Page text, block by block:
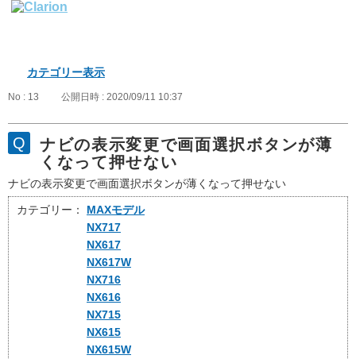
カテゴリー表示
No : 13 公開日時 : 2020/09/11 10:37
ナビの表示変更で画面選択ボタンが薄
くなって押せない
ナビの表示変更で画面選択ボタンが薄くなって押せない
カテゴリー：
MAXモデル
NX717
NX617
NX617W
NX716
NX616
NX715
NX615
NX615W